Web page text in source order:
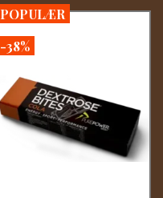
POPULÆR
-38%